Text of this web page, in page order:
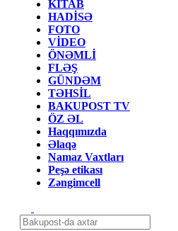
KİTAB
HADİSƏ
FOTO
VİDEO
ÖNƏMLİ
FLƏŞ
GÜNDƏM
TƏHSİL
BAKUPOST TV
ÖZ ƏL
Haqqımızda
Əlaqə
Namaz Vaxtları
Peşə etikası
Zəngimcell